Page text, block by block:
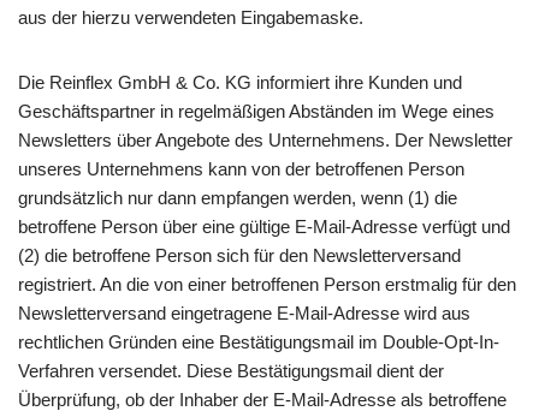
aus der hierzu verwendeten Eingabemaske.
Die Reinflex GmbH & Co. KG informiert ihre Kunden und
Geschäftspartner in regelmäßigen Abständen im Wege eines
Newsletters über Angebote des Unternehmens. Der Newsletter
unseres Unternehmens kann von der betroffenen Person
grundsätzlich nur dann empfangen werden, wenn (1) die
betroffene Person über eine gültige E-Mail-Adresse verfügt und
(2) die betroffene Person sich für den Newsletterversand
registriert. An die von einer betroffenen Person erstmalig für den
Newsletterversand eingetragene E-Mail-Adresse wird aus
rechtlichen Gründen eine Bestätigungsmail im Double-Opt-In-
Verfahren versendet. Diese Bestätigungsmail dient der
Überprüfung, ob der Inhaber der E-Mail-Adresse als betroffene